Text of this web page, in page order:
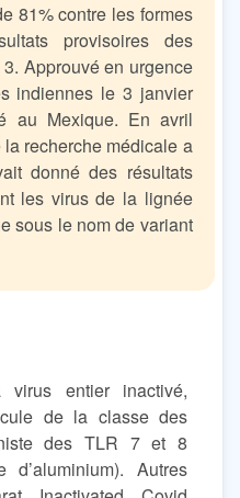
81% contre les formes
provisoires des
Approuvé en urgence
indiennes le 3 janvier
au Mexique. En avril
recherche médicale a
donné des résultats
les virus de la lignée
sous le nom de variant
entier inactivé,
de la classe des
des TLR 7 et 8
d’aluminium). Autres